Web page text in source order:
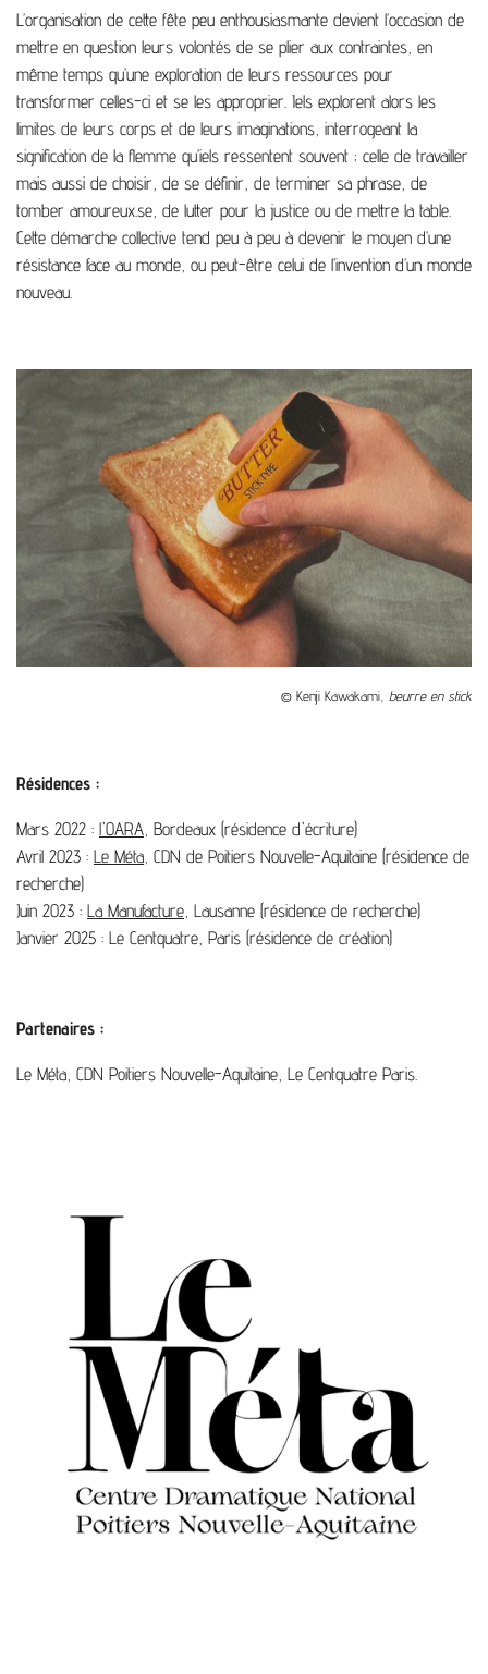
L’organisation de cette fête peu enthousiasmante devient l’occasion de
mettre en question leurs volontés de se plier aux contraintes, en
même temps qu’une exploration de leurs ressources pour
transformer celles-ci et se les approprier. Iels explorent alors les
limites de leurs corps et de leurs imaginations, interrogeant la
signification de la flemme qu’iels ressentent souvent ; celle de travailler
mais aussi de choisir, de se définir, de terminer sa phrase, de
tomber amoureux.se, de lutter pour la justice ou de mettre la table.
Cette démarche collective tend peu à peu à devenir le moyen d’une
résistance face au monde, ou peut-être celui de l’invention d’un monde
nouveau.
© Kenji Kawakami, beurre en stick
Résidences :
Mars 2022 : l'OARA , Bordeaux (résidence d'écriture)
Avril 2023 : Le Méta , CDN de Poitiers Nouvelle-Aquitaine (résidence de
recherche)
Juin 2023 : La Manufacture , Lausanne (résidence de recherche)
Janvier 2025 : Le Centquatre, Paris (résidence de création)
Partenaires :
Le Méta, CDN Poitiers Nouvelle-Aquitaine, Le Centquatre Paris.